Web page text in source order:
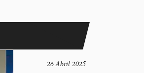
26 Abril 2025